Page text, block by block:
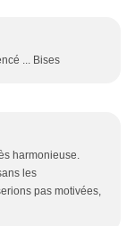
... Bises
harmonieuse.
les
pas motivées,